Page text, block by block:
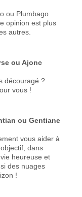
ou Plumbago
opinion est plus
autres.
ou Ajonc
découragé ?
vous !
ou Gentiane
vous aider à
dans
heureuse et
des nuages
!